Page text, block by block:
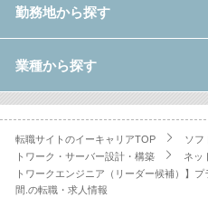
勤務地から探す
業種から探す
転職サイトのイーキャリアTOP ソフ
トワーク・サーバー設計・構築
ネッ
トワークエンジニア（リーダー候補）】
間.の転職・求人情報